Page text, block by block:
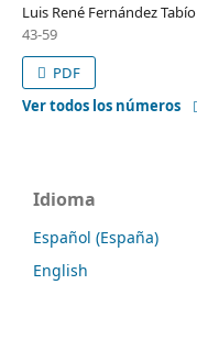
Luis René Fernández Tabío
43-59
PDF
Ver todos los números
Idioma
Español (España)
English